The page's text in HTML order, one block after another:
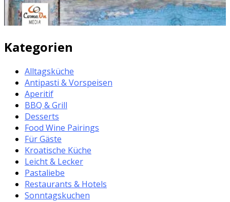
Kategorien
Alltagsküche
Antipasti & Vorspeisen
Aperitif
BBQ & Grill
Desserts
Food Wine Pairings
Für Gäste
Kroatische Küche
Leicht & Lecker
Pastaliebe
Restaurants & Hotels
Sonntagskuchen